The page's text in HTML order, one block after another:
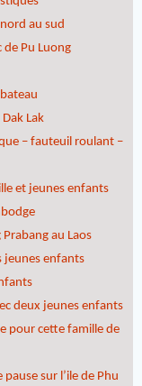
au sud
Pu Luong
Lak
– fauteuil roulant –
et jeunes enfants
au Laos
jeunes enfants
deux jeunes enfants
pour cette famille de
sur l’ile de Phu